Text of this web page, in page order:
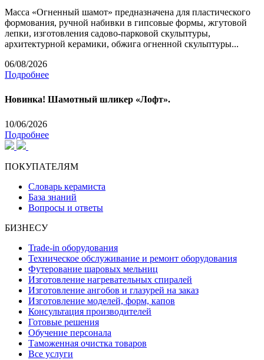
Масса «Огненный шамот» предназначена для пластического
формования, ручной набивки в гипсовые формы, жгутовой
лепки, изготовления садово-парковой скульптуры,
архитектурной керамики, обжига огненной скульптуры...
06/08/2026
Подробнее
Новинка! Шамотный шликер «Лофт».
10/06/2026
Подробнее
ПОКУПАТЕЛЯМ
Словарь керамиста
База знаний
Вопросы и ответы
БИЗНЕСУ
Trade-in оборудования
Техническое обслуживание и ремонт оборудования
Футерование шаровых мельниц
Изготовление нагревательных спиралей
Изготовление ангобов и глазурей на заказ
Изготовление моделей, форм, капов
Консультация производителей
Готовые решения
Обучение персонала
Таможенная очистка товаров
Все услуги